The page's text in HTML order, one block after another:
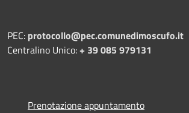
PEC: protocollo@pec.comunedimoscufo.it
Centralino Unico:+ 39 085 979131
Prenotazione appuntamento